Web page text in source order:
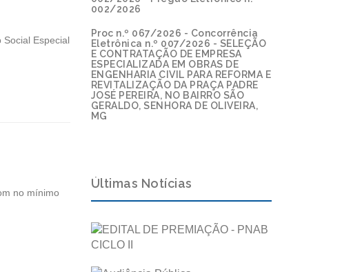
Especial
no mínimo
002/2026
Proc n.º 067/2026 - Concorrência
Eletrônica n.º 007/2026 - SELEÇÃO
E CONTRATAÇÃO DE EMPRESA
ESPECIALIZADA EM OBRAS DE
ENGENHARIA CIVIL PARA REFORMA E
REVITALIZAÇÃO DA PRAÇA PADRE
JOSÉ PEREIRA, NO BAIRRO SÃO
GERALDO, SENHORA DE OLIVEIRA,
MG
Últimas Notícias